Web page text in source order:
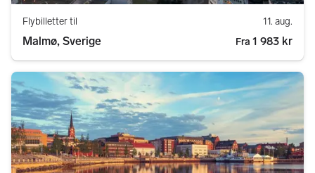
Flybilletter til 11. aug.
Malmø, Sverige Fra 1 983 kr